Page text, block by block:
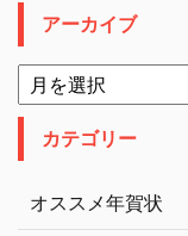
アーカイブ
カテゴリー
オススメ年賀状